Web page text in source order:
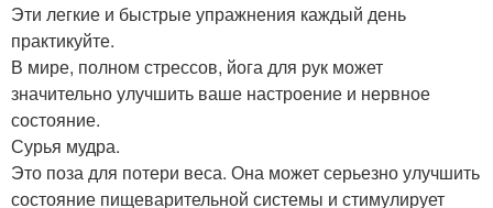
Эти легкие и быстрые упражнения каждый день
практикуйте.
В мире, полном стрессов, йога для рук может
значительно улучшить ваше настроение и нервное
состояние.
Сурья мудра.
Это поза для потери веса. Она может серьезно улучшить
состояние пищеварительной системы и стимулирует